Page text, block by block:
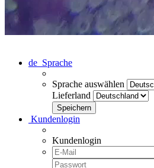
de Sprache
Sprache auswählen
Lieferland
Kundenlogin
Kundenlogin